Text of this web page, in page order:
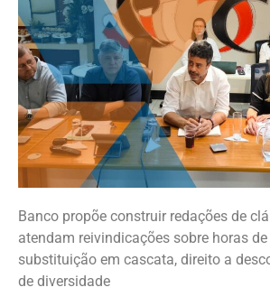
Banco propõe construir redações de
atendam reivindicações sobre horas
substituição em cascata, direito a
de diversidade